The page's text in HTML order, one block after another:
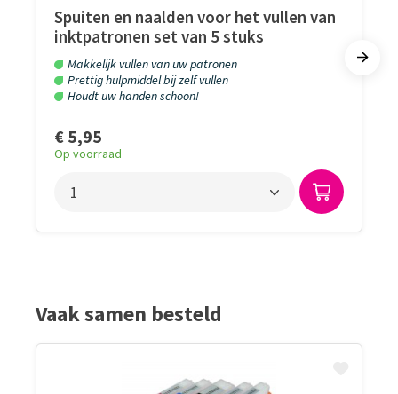
Spuiten en naalden voor het vullen van
inktpatronen set van 5 stuks
Makkelijk vullen van uw patronen
Prettig hulpmiddel bij zelf vullen
Houdt uw handen schoon!
€ 5,95
Op voorraad
Vaak samen besteld